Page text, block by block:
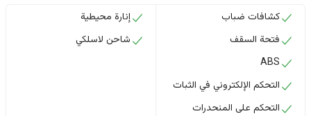
كشافات ضباب
فتحة السقف
ABS
التحكم الإلكتروني في الثبات
التحكم على المنحدرات
إنارة محيطية
شاحن لاسلكي